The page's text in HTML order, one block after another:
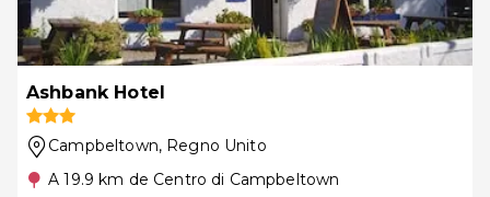
Ashbank Hotel
Campbeltown, Regno Unito
A 19.9 km de Centro di Campbeltown